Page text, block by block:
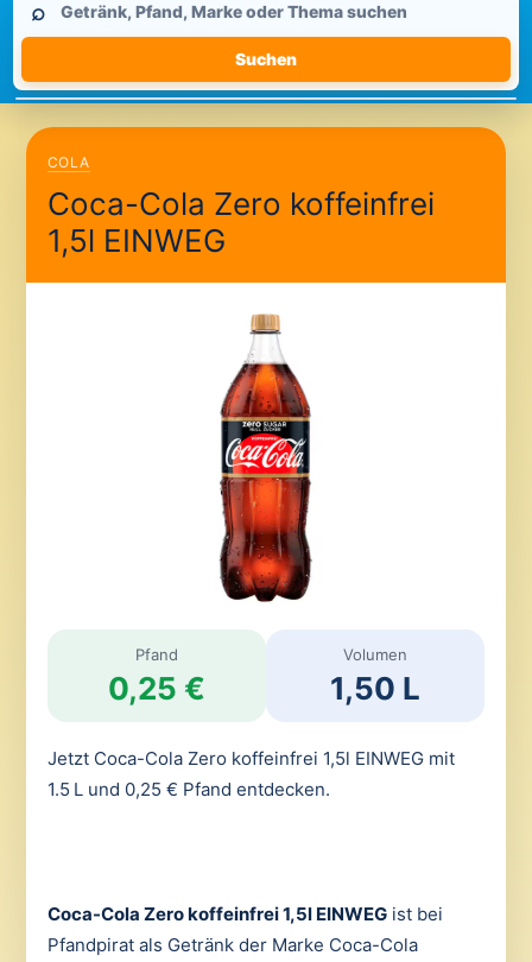
durchsuchen
⌕
Suchen
COLA
Coca-Cola Zero koffeinfrei
1,5l EINWEG
Pfand
0,25 €
Volumen
1,50 L
Jetzt Coca-Cola Zero koffeinfrei 1,5l EINWEG mit
1.5 L und 0,25 € Pfand entdecken.
Coca-Cola Zero koffeinfrei 1,5l EINWEGist bei
Pfandpirat als Getränk der Marke Coca-Cola